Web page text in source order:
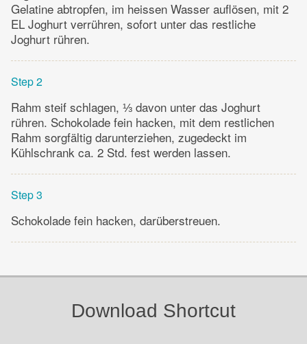
Gelatine abtropfen, im heissen Wasser auflösen, mit 2
EL Joghurt verrühren, sofort unter das restliche
Joghurt rühren.
Step 2
Rahm steif schlagen, ⅓ davon unter das Joghurt
rühren. Schokolade fein hacken, mit dem restlichen
Rahm sorgfältig darunterziehen, zugedeckt im
Kühlschrank ca. 2 Std. fest werden lassen.
Step 3
Schokolade fein hacken, darüberstreuen.
Download Shortcut